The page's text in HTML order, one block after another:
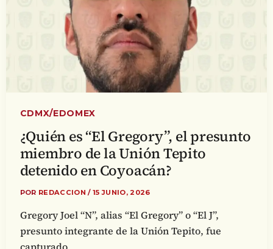
CDMX/EDOMEX
¿Quién es “El Gregory”, el presunto
miembro de la Unión Tepito
detenido en Coyoacán?
POR REDACCION/ 15 JUNIO, 2026
Gregory Joel “N”, alias “El Gregory” o “El J”,
presunto integrante de la Unión Tepito, fue